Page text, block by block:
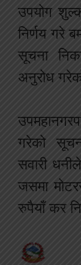
उपयोग
निर्णय गरे
सूचना
अनुरोध
गरेको
सवारी
जसमा
रुपैयाँ कर